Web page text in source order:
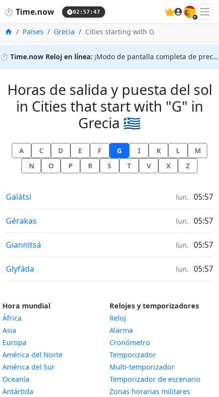
⏱️ Time.now 02:57:47 🇪🇸
InicioPaíses Grecia Cities starting with G
⏱️ Time.now Reloj en línea: ¡Modo de pantalla completa de precisión!
Horas de salida y puesta del sol
in Cities that start with "G" in
Grecia 🇬🇷
A C D E F G I K L
M
N
O P R S T V X Z
Horas de salida y puesta del sol in
Galátsi lun. 05:57
Horas de salida y puesta del sol in
Gérakas lun. 05:57
Horas de salida y puesta del sol in
Giannitsá lun. 05:57
Horas de salida y puesta del sol in
Glyfáda lun. 05:57
Hora mundial
África
Asia
Europa
América del Norte
América del Sur
Oceanía
Antártida
Relojes y temporizadores
Reloj
Alarma
Cronómetro
Temporizador
Multi-temporizador
Temporizador de escenario
Zonas horarias militares